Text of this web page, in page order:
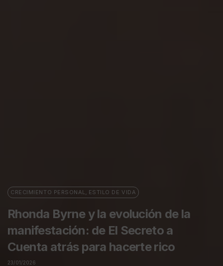
CRECIMIENTO PERSONAL ESTILO DE VIDA
Rhonda Byrne y la evolución de la
manifestación: de El Secreto a
Cuenta atrás para hacerte rico
23/01/2026